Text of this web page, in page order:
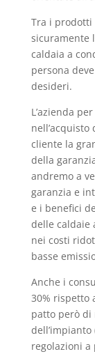
Tra i prodotti
sicuramente
caldaia a
persona
desideri.
L’azienda
cliente la
della
andremo a
garanzia e
e i benefici
delle caldaie
nei costi
basse
Anche i
30% rispetto
patto però di
regolazioni